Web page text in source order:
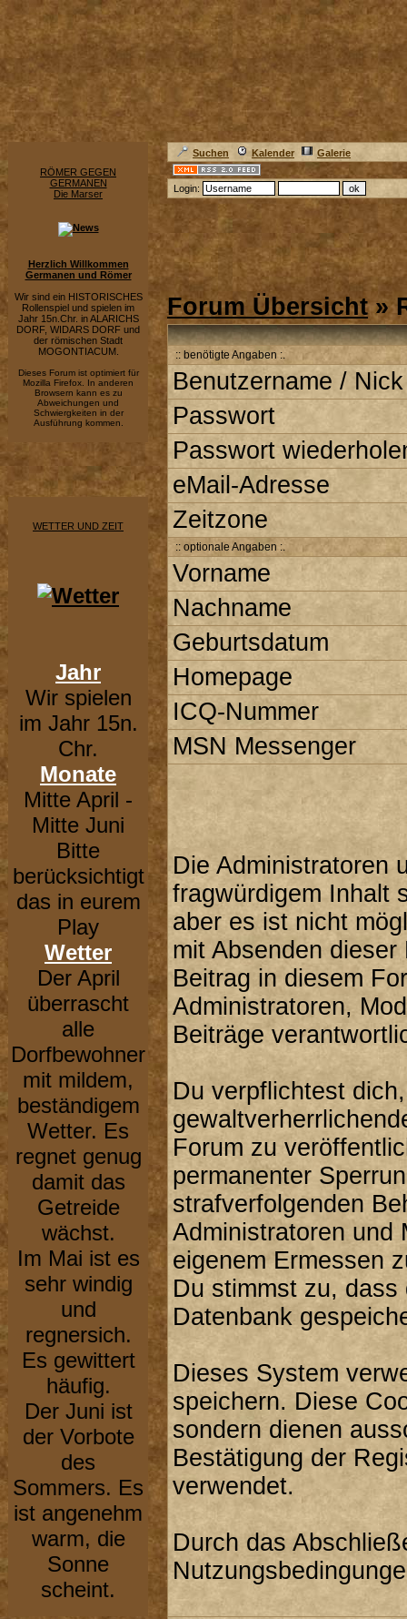
RÖMER GEGEN
GERMANEN
Die Marser
Herzlich Willkommen
Germanen und Römer
Wir sind ein HISTORISCHES
Rollenspiel und spielen im
Jahr 15n.Chr. in ALARICHS
DORF, WIDARS DORF und
der römischen Stadt
MOGONTIACUM.
Dieses Forum ist optimiert für
Mozilla Firefox. In anderen
Browsern kann es zu
Abweichungen und
Schwiergkeiten in der
Ausführung kommen.
WETTER UND ZEIT
Jahr
Wir spielen
im Jahr 15n.
Chr.
Monate
Mitte April -
Mitte Juni
Bitte
berücksichtigt
das in eurem
Play
Wetter
Der April
überrascht
alle
Dorfbewohner
mit mildem,
beständigem
Wetter. Es
regnet genug
damit das
Getreide
wächst.
Im Mai ist es
sehr windig
und
regnersich.
Es gewittert
häufig.
Der Juni ist
der Vorbote
des
Sommers. Es
ist angenehm
warm, die
Sonne
scheint.
Suchen Kalender Galerie
Login:
Forum Übersicht»
:: benötigte Angaben :.
Benutzername / Nick
Passwort
Passwort
eMail-Adresse
Zeitzone
:: optionale Angaben :.
Vorname
Nachname
Geburtsdatum
Homepage
ICQ-Nummer
MSN Messenger
Die Administratoren
fragwürdigem Inhalt
aber es ist nicht
mit Absenden
Beitrag in diesem
Administratoren,
Beiträge
Du verpflichtest
Forum zu
permanenter
strafverfolgenden
Administratoren und
eigenem Ermessen
Du stimmst zu,
Datenbank
Dieses System
speichern. Diese
sondern dienen
Bestätigung der
verwendet.
Durch das